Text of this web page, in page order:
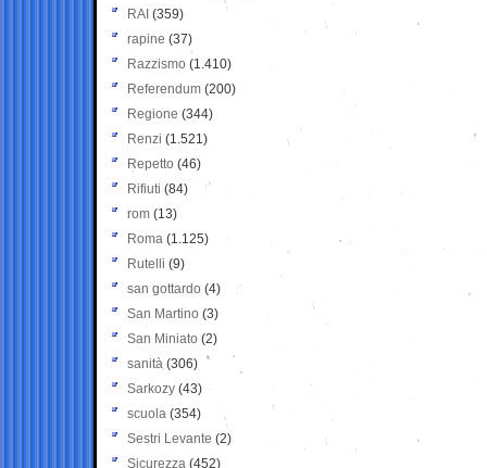
RAI (359)
rapine (37)
Razzismo (1.410)
Referendum (200)
Regione (344)
Renzi (1.521)
Repetto (46)
Rifiuti (84)
rom (13)
Roma (1.125)
Rutelli (9)
san gottardo (4)
San Martino (3)
San Miniato (2)
sanità (306)
Sarkozy (43)
scuola (354)
Sestri Levante (2)
Sicurezza (452)